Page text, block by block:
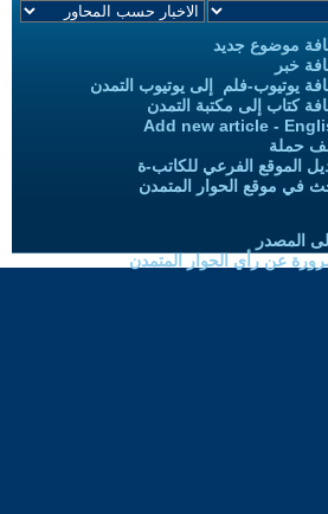
موضوع جديد
خبر
يوتيوب-فلم إلى يوتيوب التمدن
كتاب إلى مكتبة التمدن
Add new article -
حملة
الموقع الفرعي للكاتب-ة
في موقع الحوار المتمدن
المصدر
عن رأي الحوار المتمدن